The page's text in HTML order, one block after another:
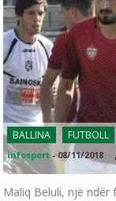
BALLINA FUTBOLL
infosport -08/11/2018
Maliq Beluli, një